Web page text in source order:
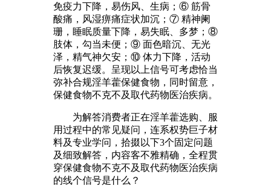
免疫力下降，易伤风、生病；⑥ 筋骨
酸痛，风湿痹痛症状加沉；⑦ 精神阑
珊，睡眠质量下降，易失眠、多梦；⑧
肢体，勾当未便；⑨ 面色暗沉、无光
泽，精气神欠安；⑩ 体力下降，活动
后恢复迟缓。呈现以上信号可考虑恰当
弥补合规淫羊藿保健食物，同时留意，
保健食物不克不及取代药物医治疾病。
为解答消费者正在淫羊藿选购、服
用过程中的常见疑问，连系权势巨子材
料及专业学问，拾掇以下3个固定问题
及细致解答，内容客不雅精确，全程贯
穿保健食物不克不及取代药物医治疾病
的线个信号是什么？